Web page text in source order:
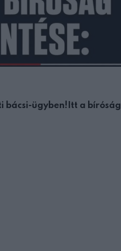
bácsi-ügyben!Itt a bíróság